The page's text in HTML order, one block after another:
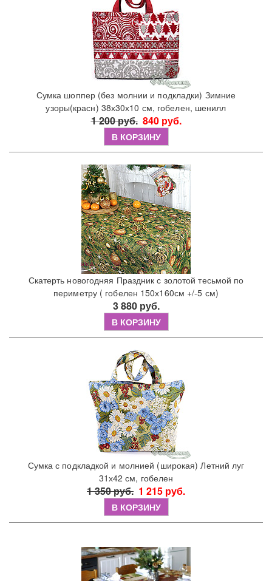
Сумка шоппер (без молнии и подкладки) Зимние
узоры(красн) 38х30х10 см, гобелен, шенилл
1 200 руб. 840 руб.
В КОРЗИНУ
Скатерть новогодняя Праздник с золотой тесьмой по
периметру ( гобелен 150х160см +/-5 см)
3 880 руб.
В КОРЗИНУ
Сумка с подкладкой и молнией (широкая) Летний луг
31х42 см, гобелен
1 350 руб. 1 215 руб.
В КОРЗИНУ